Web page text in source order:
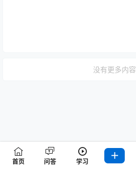
没有更多内容
首页 问答 学习